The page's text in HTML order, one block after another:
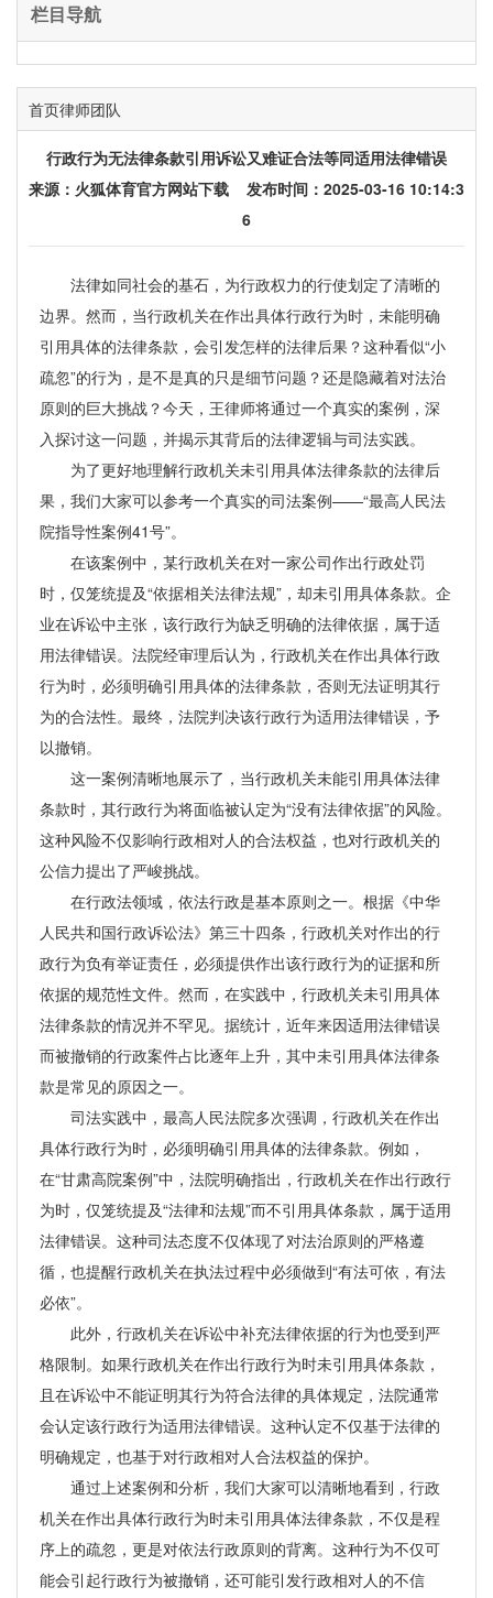
栏目导航
首页律师团队
行政行为无法律条款引用诉讼又难证合法等同适用法律错误
来源： 火狐体育官方网站下载 发布时间：2025-03-16 10:14:3
6
法律如同社会的基石，为行政权力的行使划定了清晰的
边界。然而，当行政机关在作出具体行政行为时，未能明确
引用具体的法律条款，会引发怎样的法律后果？这种看似“小
疏忽”的行为，是不是真的只是细节问题？还是隐藏着对法治
原则的巨大挑战？今天，王律师将通过一个真实的案例，深
入探讨这一问题，并揭示其背后的法律逻辑与司法实践。
为了更好地理解行政机关未引用具体法律条款的法律后
果，我们大家可以参考一个真实的司法案例——“最高人民法
院指导性案例41号”。
在该案例中，某行政机关在对一家公司作出行政处罚
时，仅笼统提及“依据相关法律法规”，却未引用具体条款。企
业在诉讼中主张，该行政行为缺乏明确的法律依据，属于适
用法律错误。法院经审理后认为，行政机关在作出具体行政
行为时，必须明确引用具体的法律条款，否则无法证明其行
为的合法性。最终，法院判决该行政行为适用法律错误，予
以撤销。
这一案例清晰地展示了，当行政机关未能引用具体法律
条款时，其行政行为将面临被认定为“没有法律依据”的风险。
这种风险不仅影响行政相对人的合法权益，也对行政机关的
公信力提出了严峻挑战。
在行政法领域，依法行政是基本原则之一。根据《中华
人民共和国行政诉讼法》第三十四条，行政机关对作出的行
政行为负有举证责任，必须提供作出该行政行为的证据和所
依据的规范性文件。然而，在实践中，行政机关未引用具体
法律条款的情况并不罕见。据统计，近年来因适用法律错误
而被撤销的行政案件占比逐年上升，其中未引用具体法律条
款是常见的原因之一。
司法实践中，最高人民法院多次强调，行政机关在作出
具体行政行为时，必须明确引用具体的法律条款。例如，
在“甘肃高院案例”中，法院明确指出，行政机关在作出行政行
为时，仅笼统提及“法律和法规”而不引用具体条款，属于适用
法律错误。这种司法态度不仅体现了对法治原则的严格遵
循，也提醒行政机关在执法过程中必须做到“有法可依，有法
必依”。
此外，行政机关在诉讼中补充法律依据的行为也受到严
格限制。如果行政机关在作出行政行为时未引用具体条款，
且在诉讼中不能证明其行为符合法律的具体规定，法院通常
会认定该行政行为适用法律错误。这种认定不仅基于法律的
明确规定，也基于对行政相对人合法权益的保护。
通过上述案例和分析，我们大家可以清晰地看到，行政
机关在作出具体行政行为时未引用具体法律条款，不仅是程
序上的疏忽，更是对依法行政原则的背离。这种行为不仅可
能会引起行政行为被撤销，还可能引发行政相对人的不信